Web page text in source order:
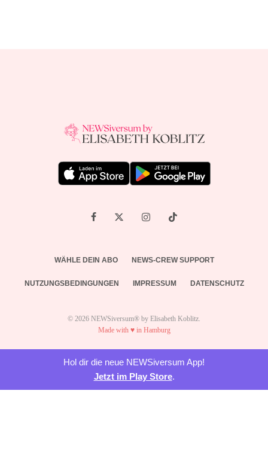
WÄHLE DEIN ABO NEWS-CREW SUPPORT
NUTZUNGSBEDINGUNGEN IMPRESSUM DATENSCHUTZ
© 2026 NEWSiversum® by Elisabeth Koblitz.
Made with ♥ in Hamburg
Hol dir die neue NEWSiversum App!
Jetzt im Play Store.